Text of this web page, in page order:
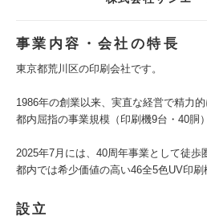
事業内容・会社の特長
東京都荒川区の印刷会社です。
1986年の創業以来、実直な経営で精力
都内屈指の事業規模（印刷機9台・40胴
2025年7月には、40周年事業として徒歩
都内では希少価値の高い46全5色UV印刷
設立